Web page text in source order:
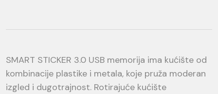
SMART STICKER 3.0 USB memorija ima kućište od
kombinacije plastike i metala, koje pruža moderan
izgled i dugotrajnost. Rotirajuće kućište